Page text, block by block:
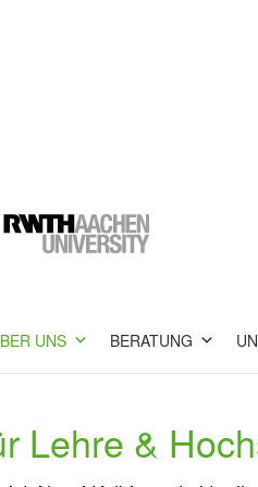
UNS BERATUNG
Lehre &